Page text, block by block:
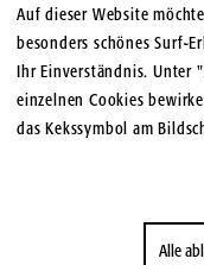
Auf dieser Website
besonders schönes Surf-
Ihr Einverständnis. Unter "
einzelnen Cookies
das Kekssymbol am
Alle